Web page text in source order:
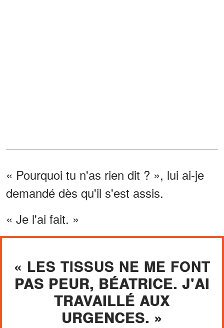
« Pourquoi tu n'as rien dit ? », lui ai-je
demandé dès qu'il s'est assis.
« Je l'ai fait. »
« LES TISSUS NE ME FONT
PAS PEUR, BÉATRICE. J'AI
TRAVAILLÉ AUX
URGENCES. »